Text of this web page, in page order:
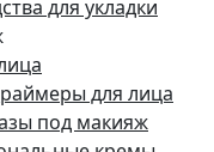
для укладки
для лица
под макияж